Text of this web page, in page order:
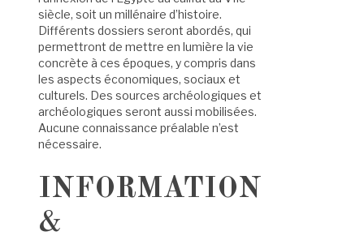
siècle, soit un millénaire d’histoire.
Différents dossiers seront abordés, qui
permettront de mettre en lumière la vie
concrète à ces époques, y compris dans
les aspects économiques, sociaux et
culturels. Des sources archéologiques et
archéologiques seront aussi mobilisées.
Aucune connaissance préalable n’est
nécessaire.
INFORMATION
&